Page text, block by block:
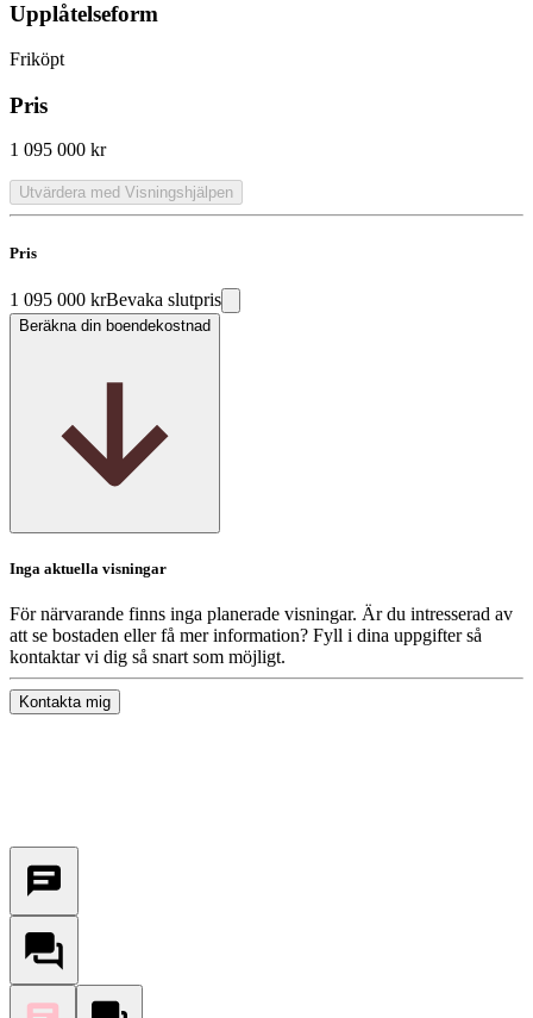
Upplåtelseform
Friköpt
Pris
1 095 000 kr
Utvärdera med Visningshjälpen
Pris
1 095 000 krBevaka slutpris
Beräkna din boendekostnad
Inga aktuella visningar
För närvarande finns inga planerade visningar. Är du intresserad av
att se bostaden eller få mer information? Fyll i dina uppgifter så
kontaktar vi dig så snart som möjligt.
Kontakta mig